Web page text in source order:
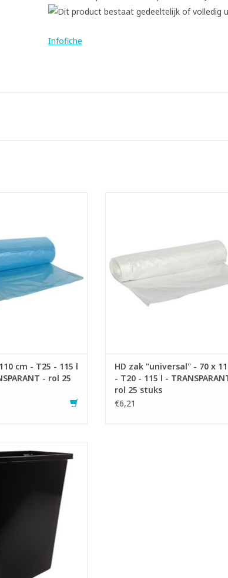
Infofiche
materiaal.
normaal afval.
7 en Vlarema 8.
WINKELWAGEN
cm - T25 - 115 l
- rol 25
krijgt de zak een betere
doorscheurweerstand dan een
TOEVOEGEN AAN
HD zak "universal" - 70 x
- T20 - 115 l -
rol 25 stuks
€6,21
beperkte en kleine
te reinigen en te
70% gerecycleerde
32 x 46 x 58 cm
liter - LxBxH:
WINKELWAGEN